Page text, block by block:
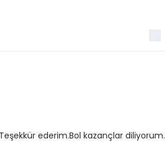
ederim.Bol kazançlar diliyorum.